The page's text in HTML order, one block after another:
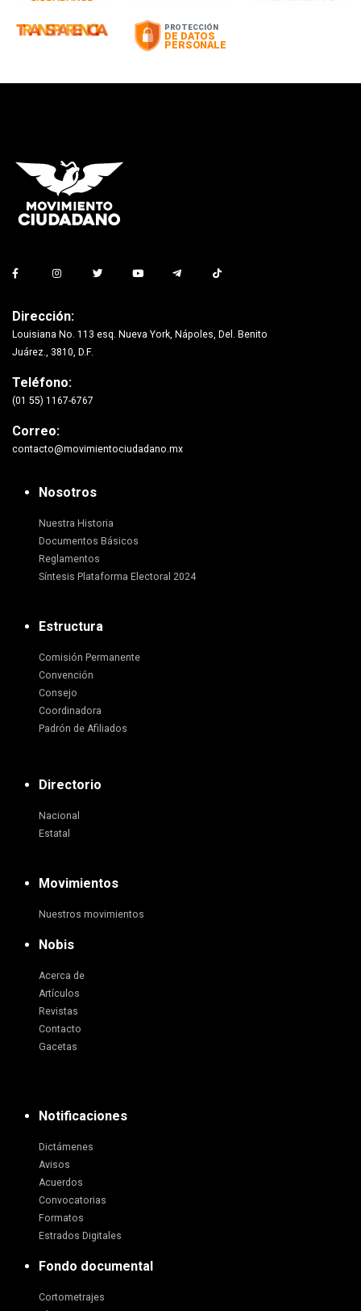
Dirección:
Louisiana No. 113 esq. Nueva York, Nápoles, Del. Benito
Juárez., 3810, D.F.
Teléfono:
(01 55) 1167-6767
Correo:
contacto@movimientociudadano.mx
Nosotros
Nuestra Historia
Documentos Básicos
Reglamentos
Síntesis Plataforma Electoral 2024
Estructura
Comisión Permanente
Convención
Consejo
Coordinadora
Padrón de Afiliados
Directorio
Nacional
Estatal
Movimientos
Nuestros movimientos
Nobis
Acerca de
Artículos
Revistas
Contacto
Gacetas
Notificaciones
Dictámenes
Avisos
Acuerdos
Convocatorias
Formatos
Estrados Digitales
Fondo documental
Cortometrajes